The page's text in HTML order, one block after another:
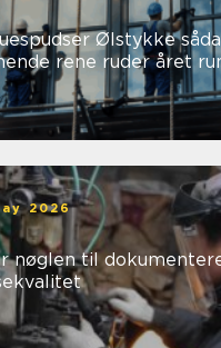
Ølstykke sådan får du
rene ruder året
2026
sikker